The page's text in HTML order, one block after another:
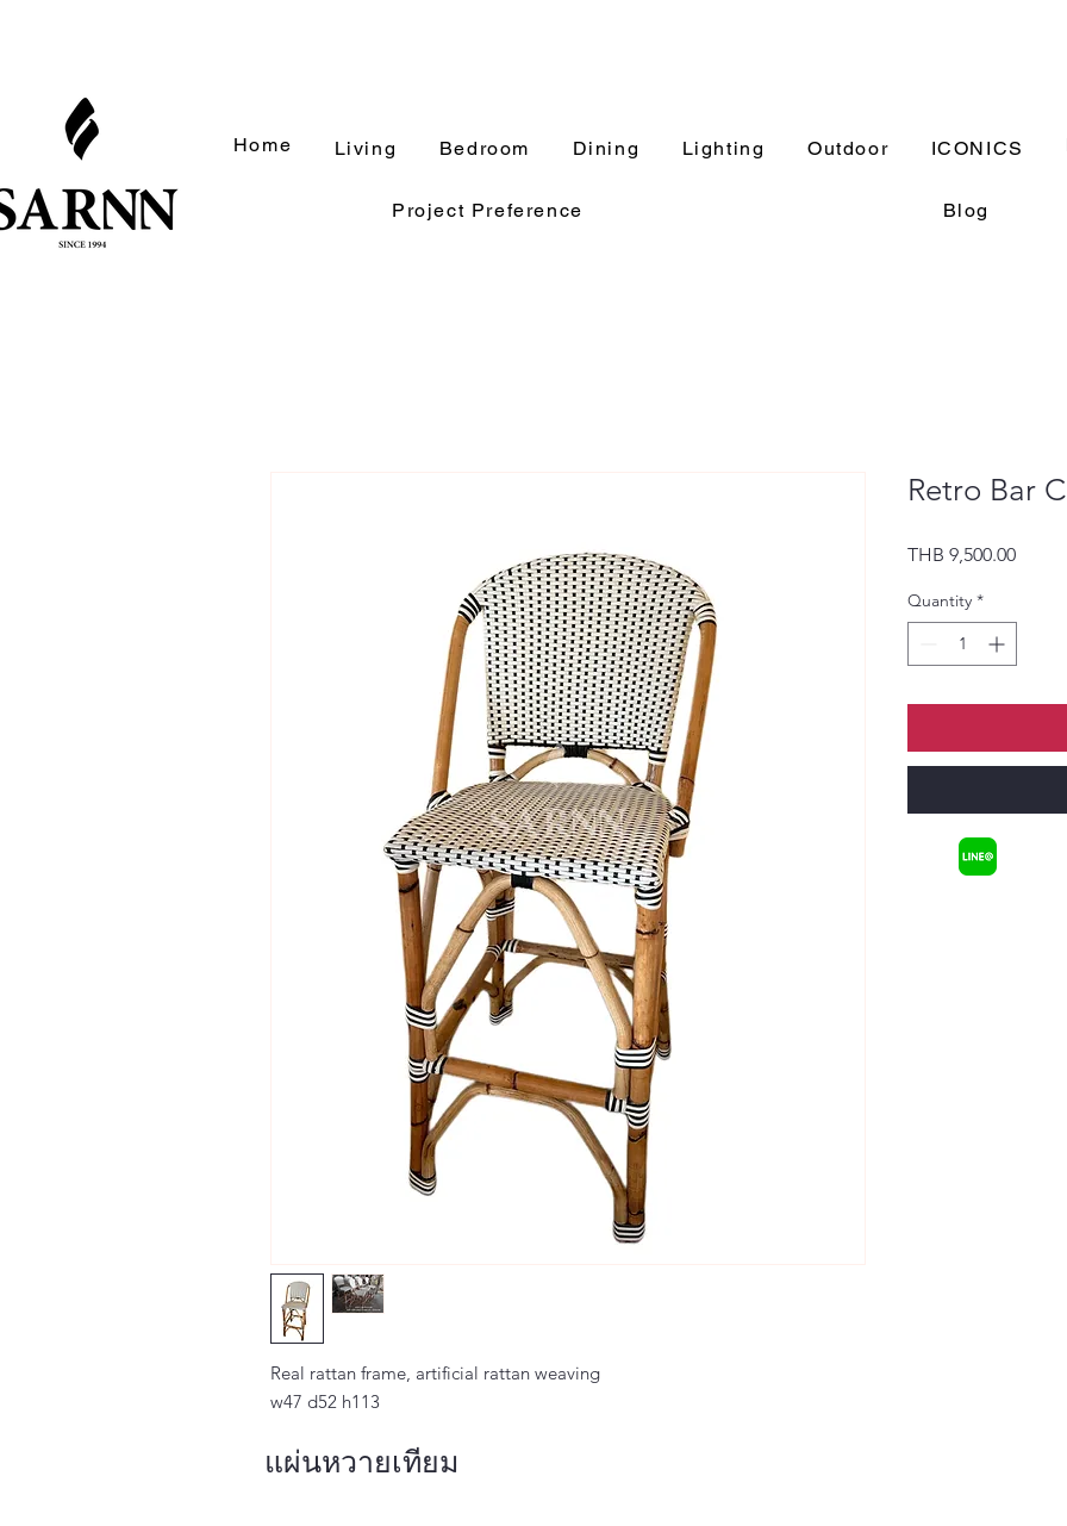
Home Living Bedroom Dining Lighting Outdoor ICONICS
Project Preference Blog
Real rattan frame, artificial rattan weaving
w47 d52 h113
Retro Bar
THB 9,500.00Price
Quantity *
แผ่นหวายเทียม